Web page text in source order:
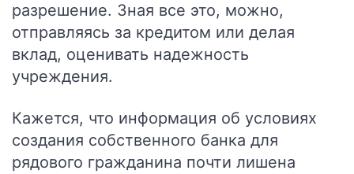
разрешение. Зная все это, можно,
отправляясь за кредитом или делая
вклад, оценивать надежность
учреждения.
Кажется, что информация об условиях
создания собственного банка для
рядового гражданина почти лишена